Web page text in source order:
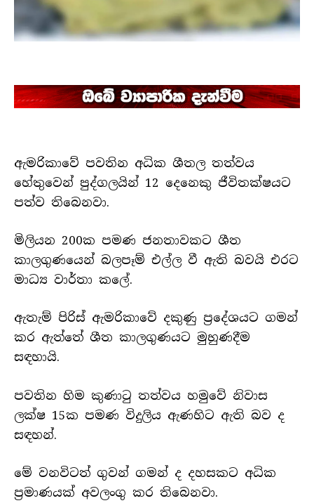
ඇමරිකාවේ පවතින අධික ශීතල තත්වය
හේතුවෙන් පුද්ගලයින් 12 දෙනෙකු ජීවිතක්ෂයට
පත්ව තිබෙනවා.
මිලියන 200ක පමණ ජනතාවකට ශීත
කාලගුණයෙන් බලපෑම් එල්ල වී ඇති බවයි එරට
මාධ්‍ය වාර්තා කලේ.
ඇතැම් පිරිස් ඇමරිකාවේ දකුණු ප්‍රදේශයට ගමන්
කර ඇත්තේ ශීත කාලගුණයට මුහුණදීම
සඳහායි.
පවතින හිම කුණාටු තත්වය හමුවේ නිවාස
ලක්ෂ 15ක පමණ විදුලිය ඇණහිට ඇති බව ද
සඳහන්.
මේ වනවිටත් ගුවන් ගමන් ද දහසකට අධික
ප්‍රමාණයක් අවලංගු කර තිබෙනවා.